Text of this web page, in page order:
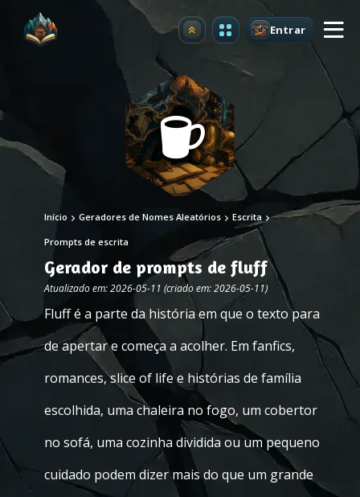
Atualizar Entrar
Início Geradores de Nomes Aleatórios Escrita
Prompts de escrita
Gerador de prompts de fluff
Atualizado em: 2026-05-11 (criado em: 2026-05-11)
Fluff é a parte da história em que o texto para
de apertar e começa a acolher. Em fanfics,
romances, slice of life e histórias de família
escolhida, uma chaleira no fogo, um cobertor
no sofá, uma cozinha dividida ou um pequeno
cuidado podem dizer mais do que um grande